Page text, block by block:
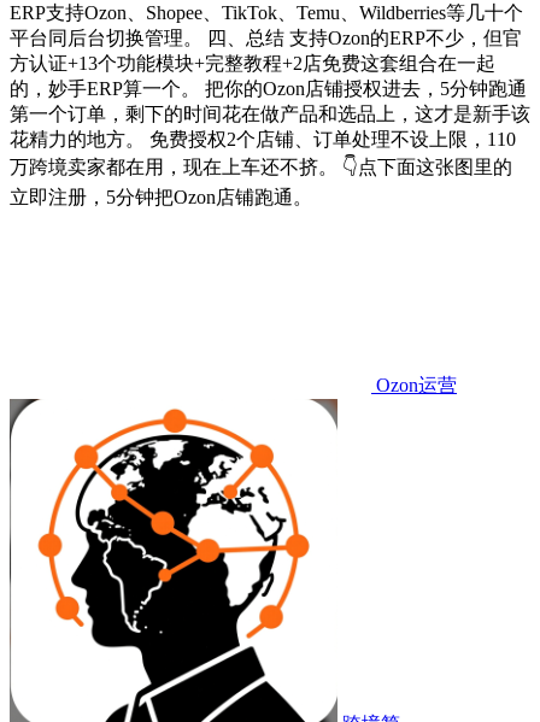
ERP支持Ozon、Shopee、TikTok、Temu、Wildberries等几十个
平台同后台切换管理。 四、总结 支持Ozon的ERP不少，但官
方认证+13个功能模块+完整教程+2店免费这套组合在一起
的，妙手ERP算一个。 把你的Ozon店铺授权进去，5分钟跑通
第一个订单，剩下的时间花在做产品和选品上，这才是新手该
花精力的地方。 免费授权2个店铺、订单处理不设上限，110
万跨境卖家都在用，现在上车还不挤。 👇点下面这张图里的
立即注册，5分钟把Ozon店铺跑通。
Ozon运营